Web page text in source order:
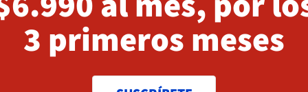
3 primeros meses